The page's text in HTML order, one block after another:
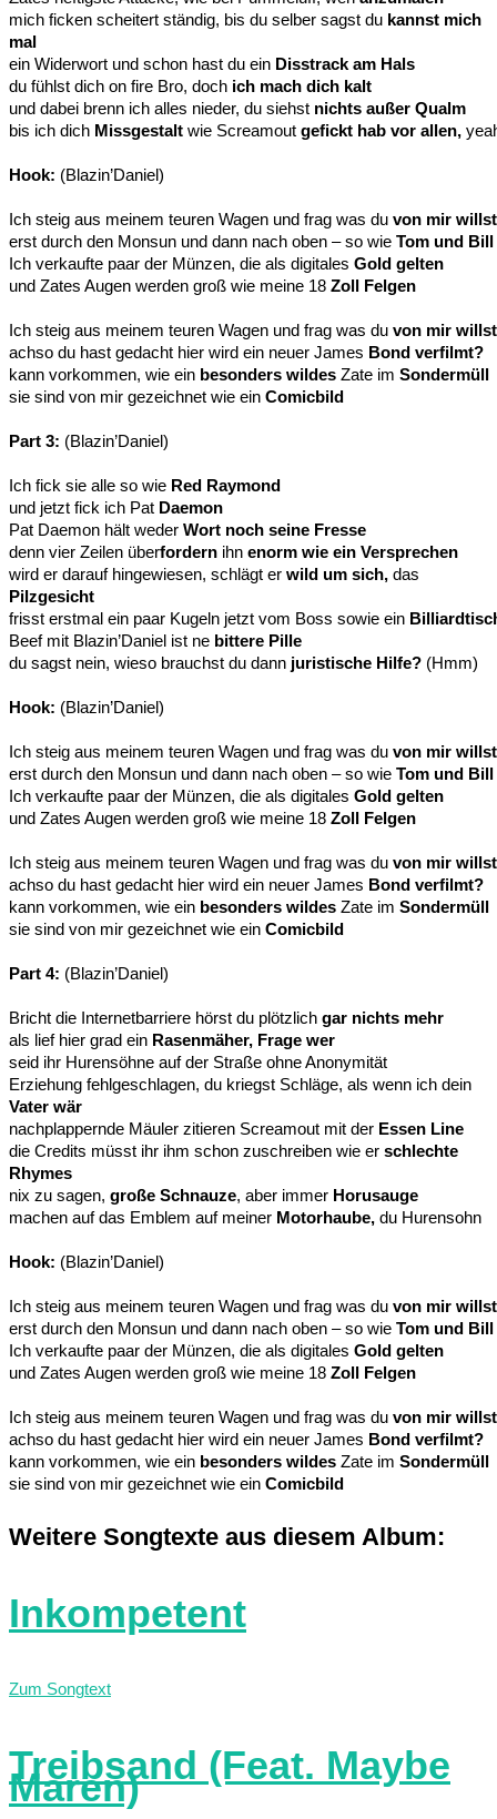
mich ficken scheitert ständig, bis du selber sagst du kannst mich
mal
ein Widerwort und schon hast du ein Disstrack am Hals
du fühlst dich on fire Bro, doch ich mach dich kalt
und dabei brenn ich alles nieder, du siehst nichts außer Qualm
bis ich dich Missgestalt wie Screamout gefickt hab vor allen,
Hook: (Blazin’Daniel)
Ich steig aus meinem teuren Wagen und frag was du von mir willst
erst durch den Monsun und dann nach oben – so wie Tom und Bill
Ich verkaufte paar der Münzen, die als digitales Gold gelten
und Zates Augen werden groß wie meine 18 Zoll Felgen
Ich steig aus meinem teuren Wagen und frag was du von mir willst
achso du hast gedacht hier wird ein neuer James Bond verfilmt?
kann vorkommen, wie ein besonders wildes Zate im Sondermüll
sie sind von mir gezeichnet wie ein Comicbild
Part 3: (Blazin’Daniel)
Ich fick sie alle so wie Red Raymond
und jetzt fick ich Pat Daemon
Pat Daemon hält weder Wort noch seine Fresse
denn vier Zeilen überfordern ihn enorm wie ein Versprechen
wird er darauf hingewiesen, schlägt er wild um sich, das
Pilzgesicht
frisst erstmal ein paar Kugeln jetzt vom Boss sowie ein
Beef mit Blazin’Daniel ist ne bittere Pille
du sagst nein, wieso brauchst du dann juristische Hilfe? (Hmm)
Hook: (Blazin’Daniel)
Ich steig aus meinem teuren Wagen und frag was du von mir willst
erst durch den Monsun und dann nach oben – so wie Tom und Bill
Ich verkaufte paar der Münzen, die als digitales Gold gelten
und Zates Augen werden groß wie meine 18 Zoll Felgen
Ich steig aus meinem teuren Wagen und frag was du von mir willst
achso du hast gedacht hier wird ein neuer James Bond verfilmt?
kann vorkommen, wie ein besonders wildes Zate im Sondermüll
sie sind von mir gezeichnet wie ein Comicbild
Part 4: (Blazin’Daniel)
Bricht die Internetbarriere hörst du plötzlich gar nichts mehr
als lief hier grad ein Rasenmäher, Frage wer
seid ihr Hurensöhne auf der Straße ohne Anonymität
Erziehung fehlgeschlagen, du kriegst Schläge, als wenn ich dein
Vater wär
nachplappernde Mäuler zitieren Screamout mit der Essen Line
die Credits müsst ihr ihm schon zuschreiben wie er schlechte
Rhymes
nix zu sagen, große Schnauze, aber immer Horusauge
machen auf das Emblem auf meiner Motorhaube, du Hurensohn
Hook: (Blazin’Daniel)
Ich steig aus meinem teuren Wagen und frag was du von mir willst
erst durch den Monsun und dann nach oben – so wie Tom und Bill
Ich verkaufte paar der Münzen, die als digitales Gold gelten
und Zates Augen werden groß wie meine 18 Zoll Felgen
Ich steig aus meinem teuren Wagen und frag was du von mir willst
achso du hast gedacht hier wird ein neuer James Bond verfilmt?
kann vorkommen, wie ein besonders wildes Zate im Sondermüll
sie sind von mir gezeichnet wie ein Comicbild
Weitere Songtexte aus diesem Album:
Inkompetent
Zum Songtext
Treibsand (Feat. Maybe
Maren)